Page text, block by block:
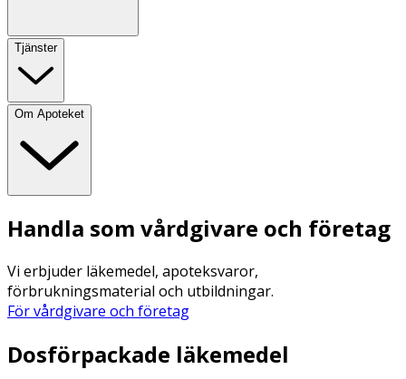
Tjänster
Om Apoteket
Handla som vårdgivare och företag
Vi erbjuder läkemedel, apoteksvaror,
förbrukningsmaterial och utbildningar.
För vårdgivare och företag
Dosförpackade läkemedel